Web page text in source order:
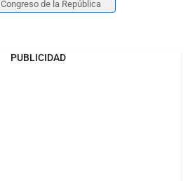
Congreso de la República
PUBLICIDAD